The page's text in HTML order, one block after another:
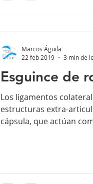
Esguince de
Los ligamentos
estructuras extra-
cápsula, que actúan
Marcos Águila
22 feb 2019
3 min de